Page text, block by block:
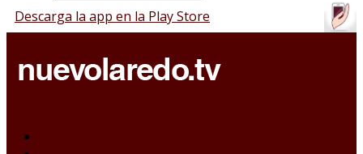
Descarga la app en la Play Store